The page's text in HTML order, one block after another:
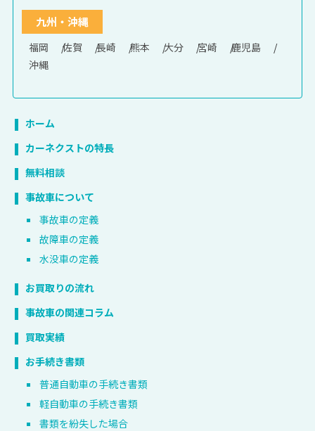
九州・沖縄
福岡 佐賀 長崎 熊本 大分 宮崎
鹿児島
沖縄
ホーム
カーネクストの特長
無料相談
事故車について
事故車の定義
故障車の定義
水没車の定義
お買取りの流れ
事故車の関連コラム
買取実績
お手続き書類
普通自動車の手続き書類
軽自動車の手続き書類
書類を紛失した場合